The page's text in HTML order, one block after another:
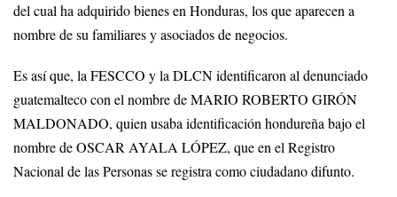
del cual ha adquirido bienes en Honduras, los que aparecen a
nombre de su familiares y asociados de negocios.
Es así que, la FESCCO y la DLCN identificaron al denunciado
guatemalteco con el nombre de MARIO ROBERTO GIRÓN
MALDONADO, quien usaba identificación hondureña bajo el
nombre de OSCAR AYALA LÓPEZ, que en el Registro
Nacional de las Personas se registra como ciudadano difunto.